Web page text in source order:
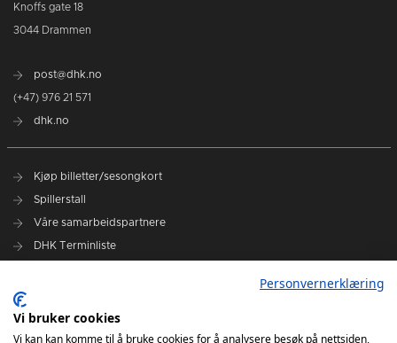
Knoffs gate 18
3044 Drammen
post@dhk.no
(+47) 976 21 571
dhk.no
Kjøp billetter/sesongkort
Spillerstall
Våre samarbeidspartnere
DHK Terminliste
DHK på Instagram
DHK på TikTok
Personvernerklæring
Vi bruker cookies
Vi kan kan komme til å bruke cookies for å analysere besøk på nettsiden,